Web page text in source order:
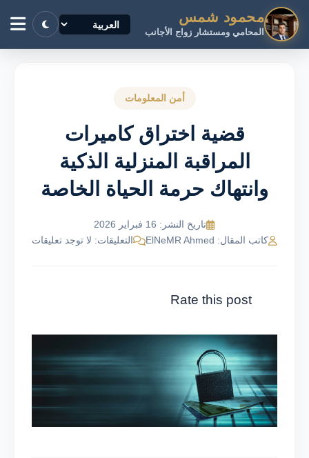
محمود شمس
المحامي ومستشار زواج الأجانب
أمن المعلومات
قضية اختراق كاميرات
المراقبة المنزلية الذكية
وانتهاك حرمة الحياة الخاصة
تاريخ النشر: 16 فبراير 2026
كاتب المقال: ElNeMR Ahmed
التعليقات: لا توجد تعليقات
Rate this post